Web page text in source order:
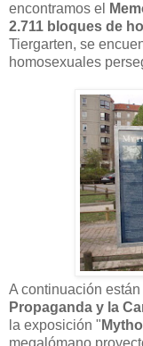
encontramos el
2.711 bloques de
Tiergarten, se
homosexuales
A continuación están
Propaganda y la
la exposición "